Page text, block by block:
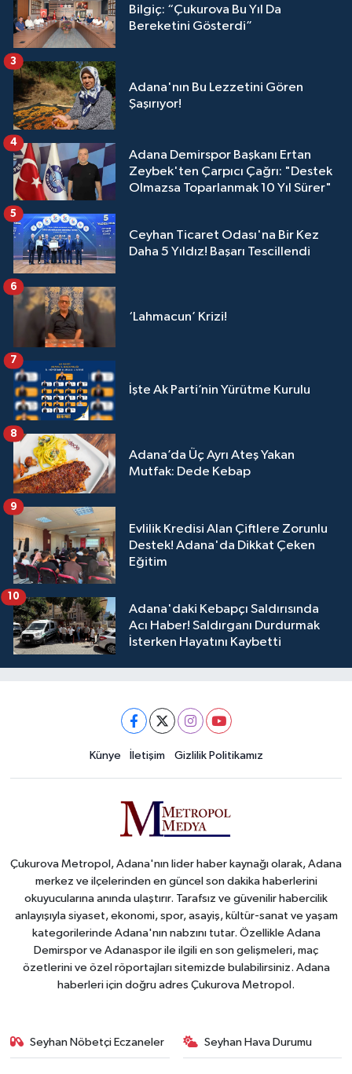
Bilgiç: “Çukurova Bu Yıl Da
Bereketini Gösterdi”
Adana'nın Bu Lezzetini Gören
Şaşırıyor!
3
Adana Demirspor Başkanı Ertan
Zeybek'ten Çarpıcı Çağrı: "Destek
Olmazsa Toparlanmak 10 Yıl Sürer"
4
Ceyhan Ticaret Odası'na Bir Kez
Daha 5 Yıldız! Başarı Tescillendi
5
‘Lahmacun’ Krizi!
6
İşte Ak Parti’nin Yürütme Kurulu
7
Adana’da Üç Ayrı Ateş Yakan
Mutfak: Dede Kebap
8
Evlilik Kredisi Alan Çiftlere Zorunlu
Destek! Adana'da Dikkat Çeken
Eğitim
9
Adana'daki Kebapçı Saldırısında
Acı Haber! Saldırganı Durdurmak
İsterken Hayatını Kaybetti
10
Künye İletişim Gizlilik Politikamız
Çukurova Metropol, Adana'nın lider haber kaynağı olarak, Adana
merkez ve ilçelerinden en güncel son dakika haberlerini
okuyucularına anında ulaştırır. Tarafsız ve güvenilir habercilik
anlayışıyla siyaset, ekonomi, spor, asayiş, kültür-sanat ve yaşam
kategorilerinde Adana'nın nabzını tutar. Özellikle Adana
Demirspor ve Adanaspor ile ilgili en son gelişmeleri, maç
özetlerini ve özel röportajları sitemizde bulabilirsiniz. Adana
haberleri için doğru adres Çukurova Metropol.
Seyhan Nöbetçi Eczaneler Seyhan Hava Durumu